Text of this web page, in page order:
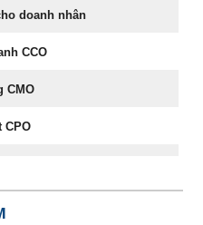
doanh nhân
CCO
CMO
CPO
Đầu Trong Kinh Doanh